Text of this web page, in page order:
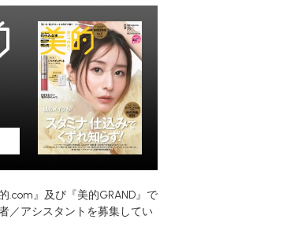
.com』及び『美的GRAND』で
／アシスタントを募集してい